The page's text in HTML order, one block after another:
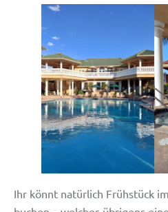
Ihr könnt natürlich Frühstück